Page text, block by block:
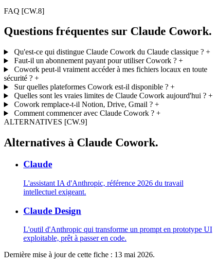
FAQ [CW.8]
Questions fréquentes sur Claude Cowork.
Qu'est-ce qui distingue Claude Cowork du Claude classique ? +
Faut-il un abonnement payant pour utiliser Cowork ? +
Cowork peut-il vraiment accéder à mes fichiers locaux en toute
sécurité ? +
Sur quelles plateformes Cowork est-il disponible ? +
Quelles sont les vraies limites de Claude Cowork aujourd'hui ? +
Cowork remplace-t-il Notion, Drive, Gmail ? +
Comment commencer avec Claude Cowork ? +
ALTERNATIVES [CW.9]
Alternatives à Claude Cowork.
Claude
L'assistant IA d'Anthropic, référence 2026 du travail
intellectuel exigeant.
Claude Design
L'outil d'Anthropic qui transforme un prompt en prototype UI
exploitable, prêt à passer en code.
Dernière mise à jour de cette fiche : 13 mai 2026.